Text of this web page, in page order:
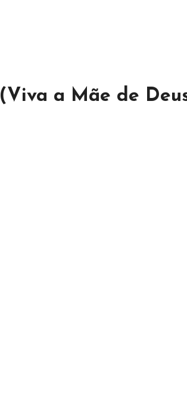
(Viva a Mãe de